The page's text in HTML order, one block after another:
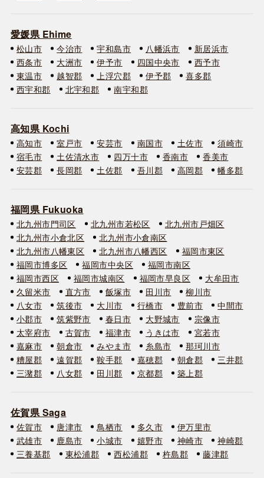
愛媛県 Ehime
松山市 今治市 宇和島市 八幡浜市
新居浜市
西条市
大洲市 伊予市 四国中央市
西予市
東温市
越智郡 上浮穴郡 伊予郡
喜多郡
西宇和郡
北宇和郡 南宇和郡
高知県 Kochi
高知市 室戸市 安芸市 南国市 土佐市
須崎市
宿毛市
土佐清水市 四万十市 香南市
香美市
安芸郡
長岡郡 土佐郡 吾川郡 高岡郡 幡多郡
福岡県 Fukuoka
北九州市門司区 北九州市若松区
北九州市戸畑区
北九州市小倉北区
北九州市小倉南区
北九州市八幡東区
北九州市八幡西区
福岡市東区
福岡市博多区
福岡市中央区
福岡市南区
福岡市西区
福岡市城南区 福岡市早良区
大牟田市
久留米市
直方市 飯塚市 田川市
柳川市
八女市
筑後市 大川市 行橋市 豊前市
中間市
小郡市
筑紫野市 春日市 大野城市
宗像市
太宰府市
古賀市 福津市 うきは市
宮若市
嘉麻市
朝倉市 みやま市 糸島市
那珂川市
糟屋郡
遠賀郡 鞍手郡 嘉穂郡 朝倉郡
三井郡
三潴郡
八女郡 田川郡 京都郡 築上郡
佐賀県 Saga
佐賀市 唐津市 鳥栖市 多久市
伊万里市
武雄市
鹿島市 小城市 嬉野市 神崎市
神崎郡
三養基郡
東松浦郡 西松浦郡 杵島郡 藤津郡